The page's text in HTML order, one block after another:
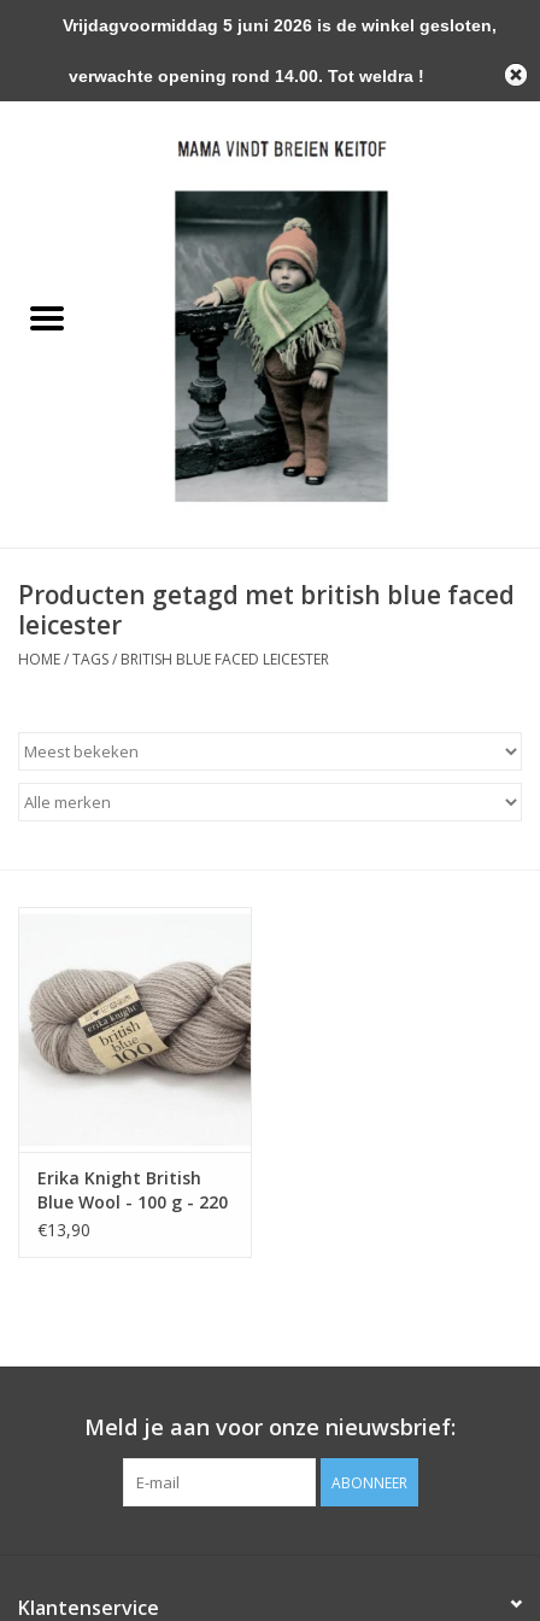
0 Artikelen - €0,00
Handwerk Toebehoren
Magazines / Patronen / Boeken
Producten getagd met british blue faced
leicester
HOME/TAGS/ BRITISH BLUE FACED LEICESTER
Erika Knight British
Blue Wool - 100 g - 220
m
€13,90
Meld je aan voor onze nieuwsbrief:
ABONNEER
Klantenservice
Vrijdagvoormiddag 5 juni 2026 is de winkel gesloten,
verwachte opening rond 14.00. Tot weldra !